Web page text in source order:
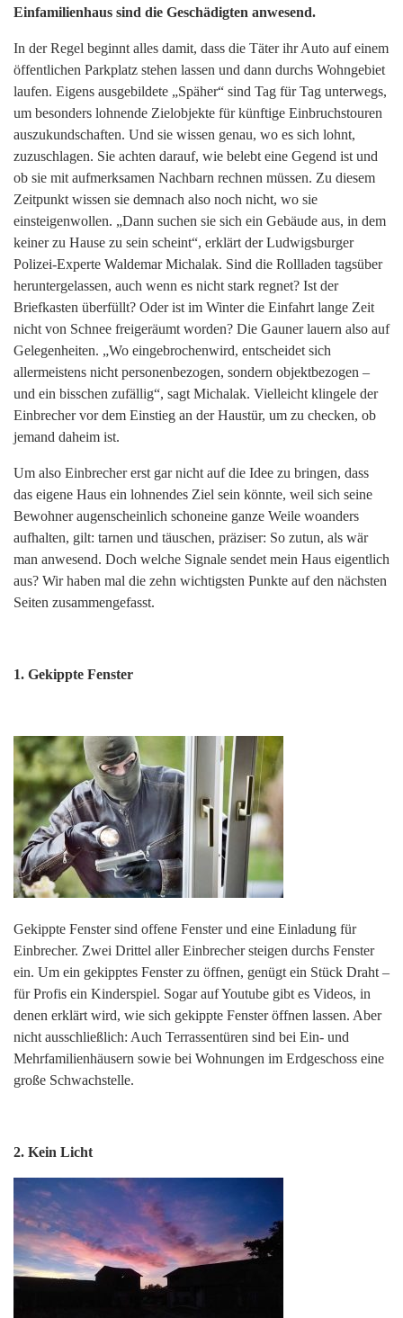
Einfamilienhaus sind die Geschädigten anwesend.
In der Regel beginnt alles damit, dass die Täter ihr Auto auf einem
öffentlichen Parkplatz stehen lassen und dann durchs Wohngebiet
laufen. Eigens ausgebildete „Späher“ sind Tag für Tag unterwegs,
um besonders lohnende Zielobjekte für künftige Einbruchstouren
auszukundschaften. Und sie wissen genau, wo es sich lohnt,
zuzuschlagen. Sie achten darauf, wie belebt eine Gegend ist und
ob sie mit aufmerksamen Nachbarn rechnen müssen. Zu diesem
Zeitpunkt wissen sie demnach also noch nicht, wo sie
einsteigenwollen. „Dann suchen sie sich ein Gebäude aus, in dem
keiner zu Hause zu sein scheint“, erklärt der Ludwigsburger
Polizei-Experte Waldemar Michalak. Sind die Rollladen tagsüber
heruntergelassen, auch wenn es nicht stark regnet? Ist der
Briefkasten überfüllt? Oder ist im Winter die Einfahrt lange Zeit
nicht von Schnee freigeräumt worden? Die Gauner lauern also auf
Gelegenheiten. „Wo eingebrochenwird, entscheidet sich
allermeistens nicht personenbezogen, sondern objektbezogen –
und ein bisschen zufällig“, sagt Michalak. Vielleicht klingele der
Einbrecher vor dem Einstieg an der Haustür, um zu checken, ob
jemand daheim ist.
Um also Einbrecher erst gar nicht auf die Idee zu bringen, dass
das eigene Haus ein lohnendes Ziel sein könnte, weil sich seine
Bewohner augenscheinlich schoneine ganze Weile woanders
aufhalten, gilt: tarnen und täuschen, präziser: So zutun, als wär
man anwesend. Doch welche Signale sendet mein Haus eigentlich
aus? Wir haben mal die zehn wichtigsten Punkte auf den nächsten
Seiten zusammengefasst.
1. Gekippte Fenster
Gekippte Fenster sind offene Fenster und eine Einladung für
Einbrecher. Zwei Drittel aller Einbrecher steigen durchs Fenster
ein. Um ein gekipptes Fenster zu öffnen, genügt ein Stück Draht –
für Profis ein Kinderspiel. Sogar auf Youtube gibt es Videos, in
denen erklärt wird, wie sich gekippte Fenster öffnen lassen. Aber
nicht ausschließlich: Auch Terrassentüren sind bei Ein- und
Mehrfamilienhäusern sowie bei Wohnungen im Erdgeschoss eine
große Schwachstelle.
2. Kein Licht